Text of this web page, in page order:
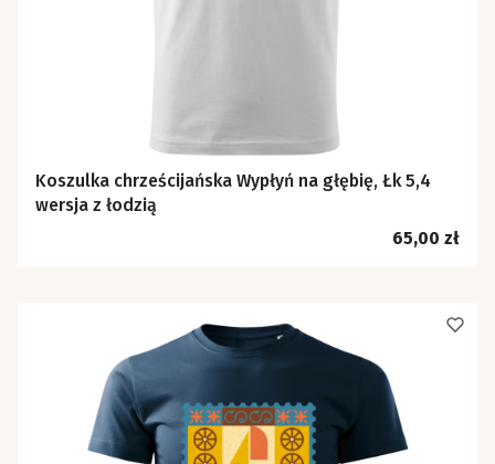
Koszulka chrześcijańska Wypłyń na głębię, Łk 5,4
wersja z łodzią
Cena
65,00 zł